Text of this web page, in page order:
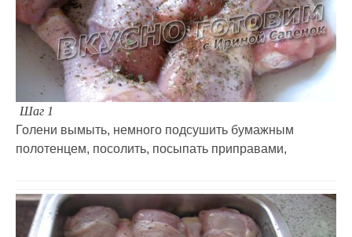
Шаг 1
Голени вымыть, немного подсушить бумажным
полотенцем, посолить, посыпать приправами,